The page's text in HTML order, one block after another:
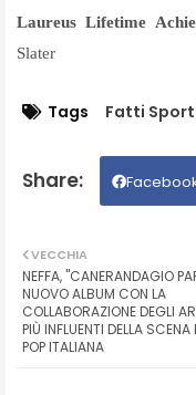
Laureus Lifetime
Slater
Tags Fatti
VECCHIA
NEFFA, "CANERANDAGIO
NUOVO ALBUM CON LA
COLLABORAZIONE DEGLI
PIÙ INFLUENTI DELLA SCENA
POP ITALIANA